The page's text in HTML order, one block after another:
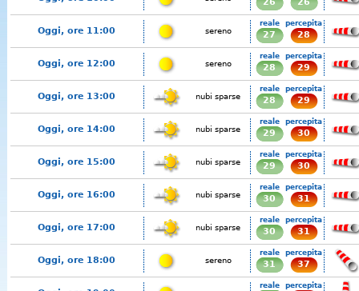
Oggi, ore 11:00 sereno
reale
27
percepita
28
Oggi, ore 12:00 sereno
reale
28
percepita
29
Oggi, ore 13:00 nubi sparse
reale
28
percepita
29
Oggi, ore 14:00 nubi sparse
reale
29
percepita
30
Oggi, ore 15:00 nubi sparse
reale
29
percepita
30
Oggi, ore 16:00 nubi sparse
reale
30
percepita
31
Oggi, ore 17:00 nubi sparse
reale
30
percepita
31
Oggi, ore 18:00 sereno
reale
31
percepita
37
reale percepita